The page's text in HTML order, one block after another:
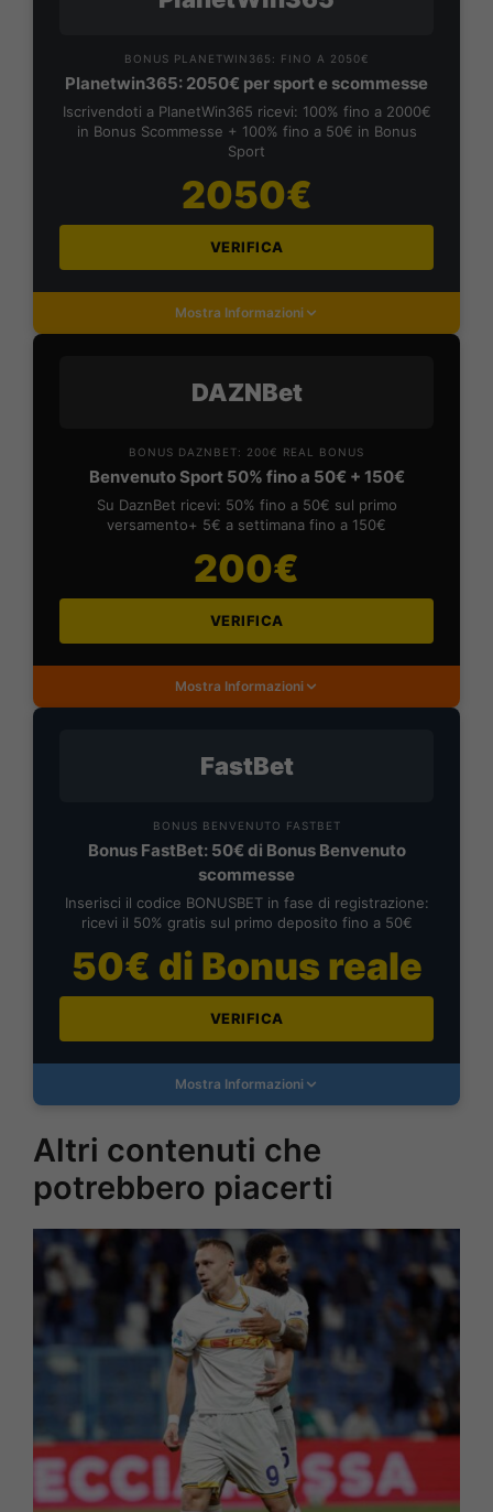
BONUS PLANETWIN365: FINO A 2050€
Planetwin365: 2050€ per sport e scommesse
Iscrivendoti a PlanetWin365 ricevi: 100% fino a 2000€
in Bonus Scommesse + 100% fino a 50€ in Bonus
Sport
2050€
VERIFICA
Mostra Informazioni
DAZNBet
BONUS DAZNBET: 200€ REAL BONUS
Benvenuto Sport 50% fino a 50€ + 150€
Su DaznBet ricevi: 50% fino a 50€ sul primo
versamento+ 5€ a settimana fino a 150€
200€
VERIFICA
Mostra Informazioni
FastBet
BONUS BENVENUTO FASTBET
Bonus FastBet: 50€ di Bonus Benvenuto
scommesse
Inserisci il codice BONUSBET in fase di registrazione:
ricevi il 50% gratis sul primo deposito fino a 50€
50€ di Bonus reale
VERIFICA
Mostra Informazioni
Altri contenuti che
potrebbero piacerti